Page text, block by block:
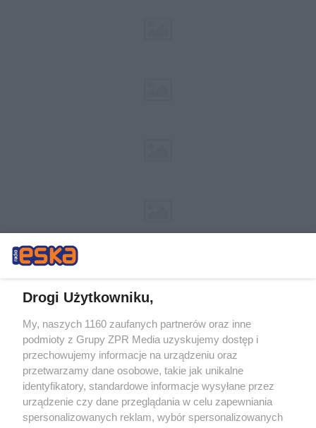
Żaden utwór zamieszczony w serwisie nie może być powielany i
rozpowszechniany lub dalej rozpowszechniany w jakikolwiek sposób (w
tym także elektroniczny lub mechaniczny) na jakimkolwiek polu
eksploatacji w jakiejkolwiek formie, włącznie z umieszczaniem w
Internecie bez pisemnej zgody właściciela praw. Jakiekolwiek użycie lub
wykorzystanie utworów w całości lub w części z naruszeniem prawa,
tzn. bez właściwej zgody, jest zabronione pod groźbą kary i może być
ścigane prawnie.
Drogi Użytkowniku,
My, naszych 1160 zaufanych partnerów oraz inne
podmioty z Grupy ZPR Media uzyskujemy dostęp i
przechowujemy informacje na urządzeniu oraz
przetwarzamy dane osobowe, takie jak unikalne
identyfikatory, standardowe informacje wysyłane przez
urządzenie czy dane przeglądania w celu zapewniania
spersonalizowanych reklam, wybór spersonalizowanych